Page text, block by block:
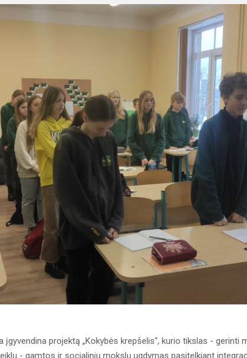
įgyvendina projektą „Kokybės krepšelis“, kurio tikslas - gerinti
- gamtos ir socialinių mokslų ugdymas pasitelkiant